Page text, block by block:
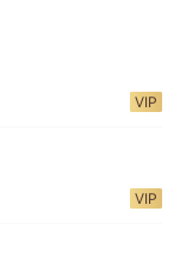
VIP
VIP